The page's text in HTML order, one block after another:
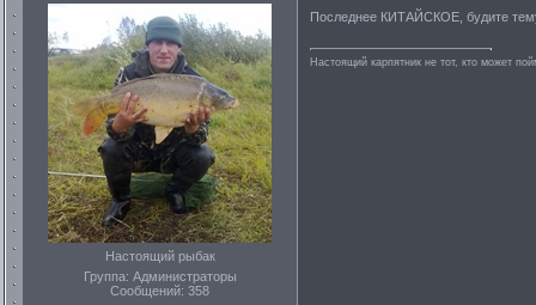
Настоящий рыбак
Группа: Администраторы
Сообщений: 358
Последнее КИТАЙСКОЕ, будите
Настоящий карпятник не тот, кто может